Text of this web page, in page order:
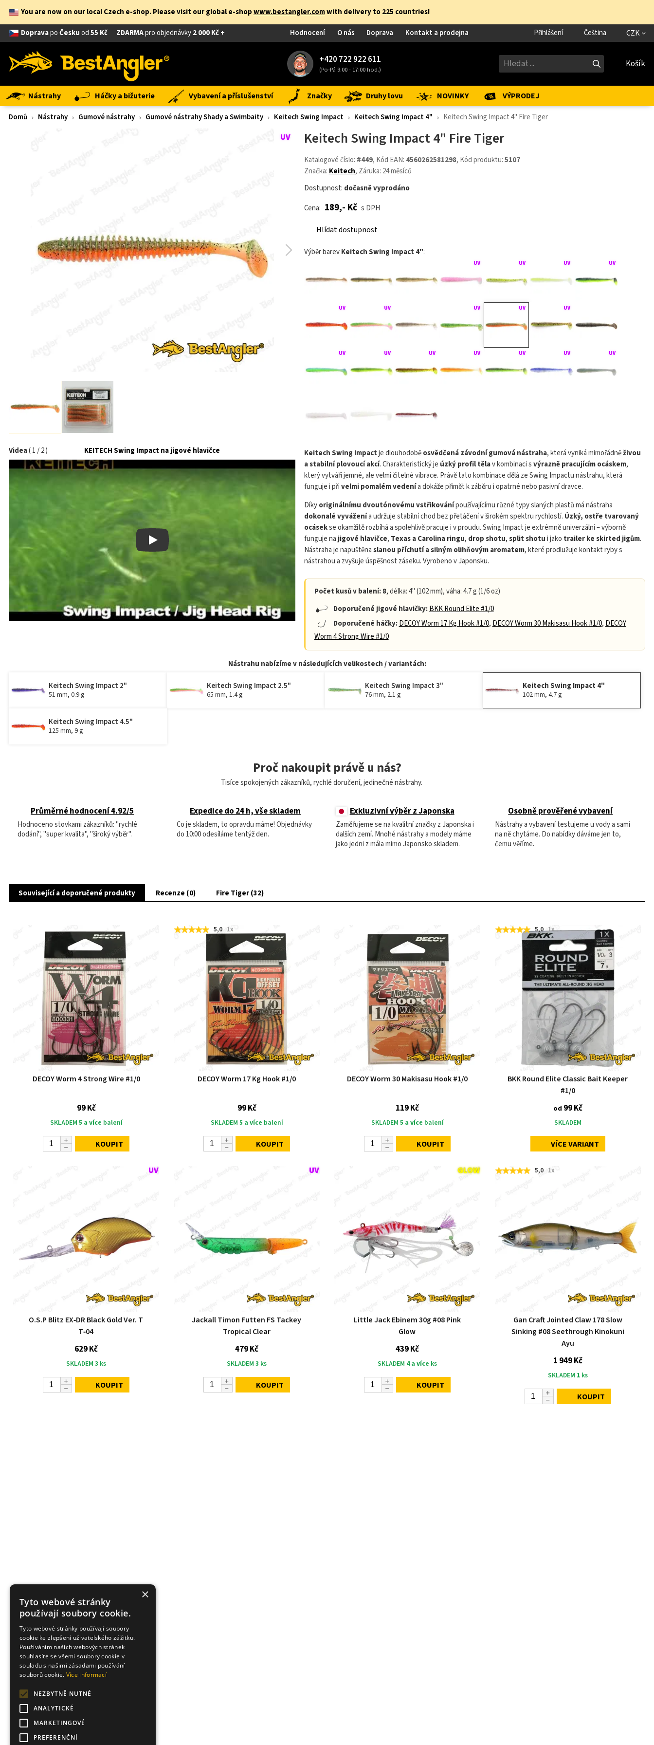
You are now on our local Czech e-shop. Please visit our global e-shopwww.bestangler.comwith delivery to 225 countries!
DopravapoČeskuod55 Kč ZDARMApro objednávky2 000 Kč + Hodnocení O nás Doprava Kontakt a prodejna Přihlášení Čeština CZK
+420 722 922 611
(Po-Pá 9:00 - 17:00 hod.) Košík
Nástrahy Háčky a bižuterie Vybavení a příslušenství Značky Druhy lovu NOVINKY VÝPRODEJ
Domů Nástrahy Gumové nástrahy Gumové nástrahy Shady a Swimbaity Keitech Swing Impact Keitech Swing Impact 4" Keitech Swing Impact 4" Fire Tiger
Videa(1/2) KEITECH Swing Impact na jigové hlavičce
Play
KEITECH Swing Impact montáž Texas Rig
Play
Keitech Swing Impact 4" Fire Tiger
Katalogové číslo: #449, Kód EAN: 4560262581298, Kód produktu:5107
Značka: Keitech, Záruka: 24 měsíců
Dostupnost: dočasně vyprodáno
Cena: 189,- Kč s DPH
Hlídat dostupnost
Výběr barevKeitech Swing Impact 4":
Keitech Swing Impactje dlouhodoběosvědčená závodní gumová nástraha, která vyniká mimořádněživou
a stabilní plovoucí akcí. Charakteristický je úzký profil tělav kombinaci svýrazně pracujícím ocáskem,
který vytváří jemné, ale velmi čitelné vibrace. Právě tato kombinace dělá ze Swing Impactu nástrahu, která
funguje i přivelmi pomalém vedenía dokáže přimět k záběru i opatrné nebo pasivní dravce.
Díkyoriginálnímu dvoutónovému vstřikovánípoužívajícímu různé typy slaných plastů má nástraha
dokonalé vyváženía udržuje stabilní chod bez přetáčení v širokém spektru rychlostí. Úzký, ostře tvarovaný
ocásekse okamžitě rozbíhá a spolehlivě pracuje i v proudu. Swing Impact je extrémně univerzální – výborně
funguje na jigové hlavičce, Texas a Carolina ringu, drop shotu,split shotui jako trailer ke skirted jigům.
Nástraha je napuštěnaslanou příchutí a silným olihňovým aromatem, které prodlužuje kontakt ryby s
nástrahou a zvyšuje úspěšnost záseku. Vyrobeno v Japonsku.
Počet kusů v balení: 8, délka: 4" (102 mm), váha: 4.7 g (1/6 oz)
Doporučené jigové hlavičky: BKK Round Elite #1/0
Doporučené háčky: DECOY Worm 17 Kg Hook #1/0, DECOY Worm 30 Makisasu Hook #1/0, DECOY
Worm 4 Strong Wire #1/0
Nástrahu nabízíme v následujících velikostech / variantách:
Keitech Swing Impact 2"
51 mm, 0.9 g
Keitech Swing Impact 2.5"
65 mm, 1.4 g
Keitech Swing Impact 3"
76 mm, 2.1 g
Keitech Swing Impact 4"
102 mm, 4.7 g
Keitech Swing Impact 4.5"
125 mm, 9 g
Proč nakoupit právě u nás?
Tisíce spokojených zákazníků, rychlé doručení, jedinečné nástrahy.
Průměrné hodnocení 4.92/5
Hodnoceno stovkami zákazníků: "rychlé
dodání", "super kvalita", "široký výběr".
Expedice do 24 h, vše skladem
Co je skladem, to opravdu máme! Objednávky
do 10:00 odesíláme tentýž den.
Exkluzivní výběr z Japonska
Zaměřujeme se na kvalitní značky z Japonska i
dalších zemí. Mnohé nástrahy a modely máme
jako jedni z mála mimo Japonsko skladem.
Osobně prověřené vybavení
Nástrahy a vybavení testujeme u vody a sami
na ně chytáme. Do nabídky dáváme jen to,
čemu věříme.
Související a doporučené produkty Recenze (0) Fire Tiger (32)
DECOY Worm 4 Strong Wire #1/0
99 Kč
SKLADEM 5 a více balení
KOUPIT
5,0 1x
DECOY Worm 17 Kg Hook #1/0
99 Kč
SKLADEM 5 a více balení
KOUPIT
DECOY Worm 30 Makisasu Hook #1/0
119 Kč
SKLADEM 5 a více balení
KOUPIT
5,0 1x
BKK Round Elite Classic Bait Keeper
#1/0
od 99 Kč
SKLADEM
VÍCE VARIANT
O.S.P Blitz EX‑DR Black Gold Ver. T
T‑04
629 Kč
SKLADEM 3 ks
KOUPIT
Jackall Timon Futten FS Tackey
Tropical Clear
479 Kč
SKLADEM 3 ks
KOUPIT
Little Jack Ebinem 30g #08 Pink
Glow
439 Kč
SKLADEM 4 a více ks
KOUPIT
5,0 1x
Gan Craft Jointed Claw 178 Slow
Sinking #08 Seethrough Kinokuni
Ayu
1 949 Kč
SKLADEM 1 ks
KOUPIT
×
Tyto webové stránky
používají soubory cookie.
Tyto webové stránky používají soubory
cookie ke zlepšení uživatelského zážitku.
Používáním našich webových stránek
souhlasíte se všemi soubory cookie v
souladu s našimi zásadami používání
souborů cookie. Více informací
NEZBYTNĚ NUTNÉ
ANALYTICKÉ
MARKETINGOVÉ
PREFERENČNÍ